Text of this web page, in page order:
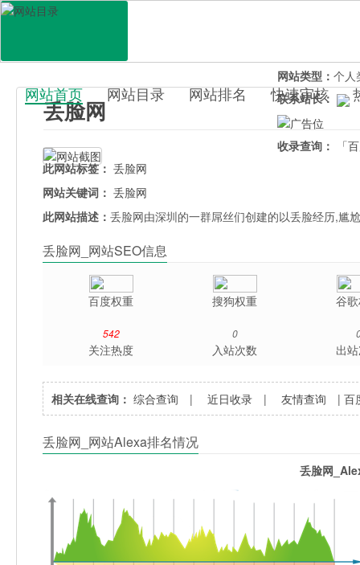
百科目录
网站首页 网站目录 网站排名 快速审核
丢脸网
网站类型： 个人
联系站长：
收录查询：
「
此网站标签： 丢脸网
网站关键词： 丢脸网
此网站描述：丢脸网由深圳的一群屌丝们创建的以丢脸经历,尴
丢脸网_网站SEO信息
百度权重 搜狗权重 谷
542
关注热度
0
入站次数 出
相关在线查询： 综合查询 |近日收录 |友情查询 |百
丢脸网_网站Alexa排名情况
丢脸网